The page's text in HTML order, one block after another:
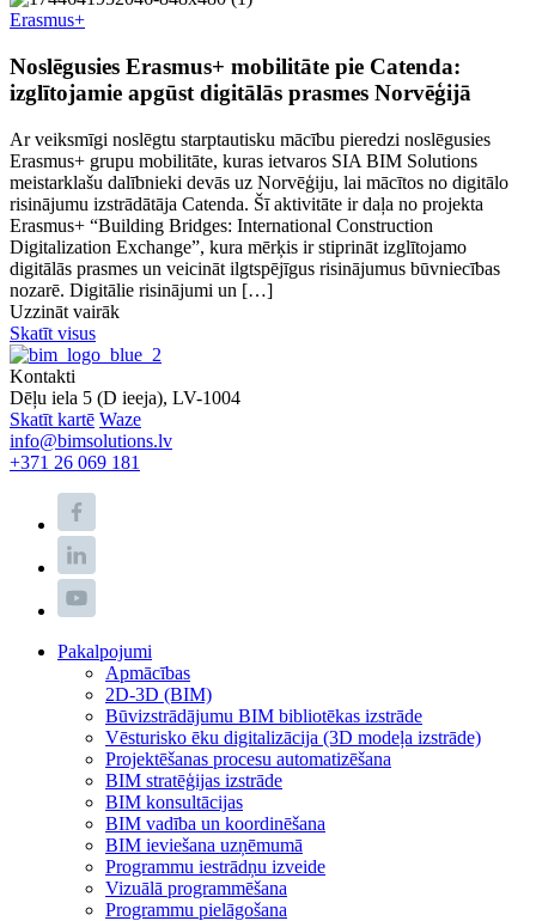
Erasmus+
Noslēgusies Erasmus+ mobilitāte pie Catenda:
izglītojamie apgūst digitālās prasmes Norvēģijā
Ar veiksmīgi noslēgtu starptautisku mācību pieredzi noslēgusies
Erasmus+ grupu mobilitāte, kuras ietvaros SIA BIM Solutions
meistarklašu dalībnieki devās uz Norvēģiju, lai mācītos no digitālo
risinājumu izstrādātāja Catenda. Šī aktivitāte ir daļa no projekta
Erasmus+ “Building Bridges: International Construction
Digitalization Exchange”, kura mērķis ir stiprināt izglītojamo
digitālās prasmes un veicināt ilgtspējīgus risinājumus būvniecības
nozarē. Digitālie risinājumi un […]
Uzzināt vairāk
Skatīt visus
Kontakti
Dēļu iela 5 (D ieeja), LV-1004
Skatīt kartē Waze
info@bimsolutions.lv
+371 26 069 181
Pakalpojumi
Apmācības
2D-3D (BIM)
Būvizstrādājumu BIM bibliotēkas izstrāde
Vēsturisko ēku digitalizācija (3D modeļa izstrāde)
Projektēšanas procesu automatizēšana
BIM stratēģijas izstrāde
BIM konsultācijas
BIM vadība un koordinēšana
BIM ieviešana uzņēmumā
Programmu iestrādņu izveide
Vizuālā programmēšana
Programmu pielāgošana